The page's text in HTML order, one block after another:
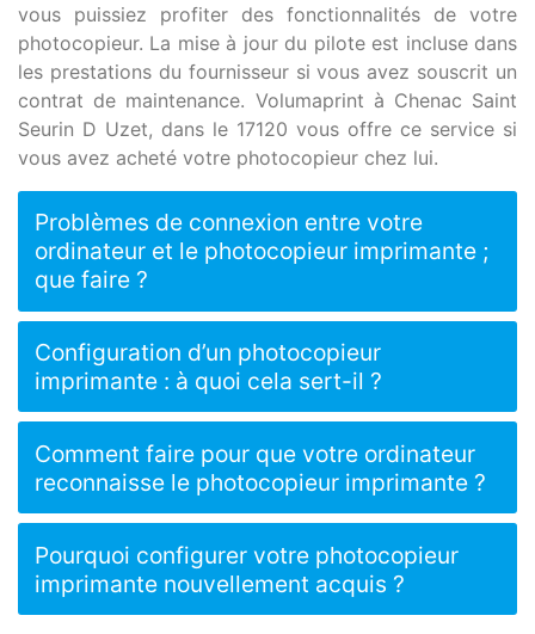
vous puissiez profiter des fonctionnalités de votre
photocopieur. La mise à jour du pilote est incluse dans
les prestations du fournisseur si vous avez souscrit un
contrat de maintenance. Volumaprint à Chenac Saint
Seurin D Uzet, dans le 17120 vous offre ce service si
vous avez acheté votre photocopieur chez lui.
Problèmes de connexion entre votre
ordinateur et le photocopieur imprimante ;
que faire ?
Configuration d’un photocopieur
imprimante : à quoi cela sert-il ?
Comment faire pour que votre ordinateur
reconnaisse le photocopieur imprimante ?
Pourquoi configurer votre photocopieur
imprimante nouvellement acquis ?